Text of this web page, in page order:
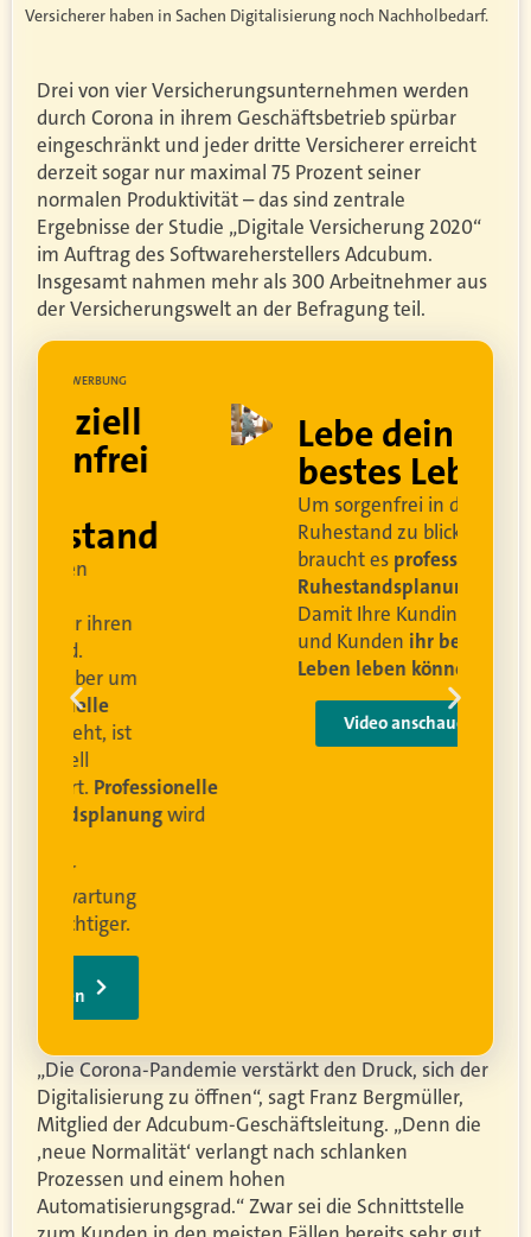
Versicherer haben in Sachen Digitalisierung noch Nachholbedarf.
Drei von vier Versicherungsunternehmen werden
durch Corona in ihrem Geschäftsbetrieb spürbar
eingeschränkt und jeder dritte Versicherer erreicht
derzeit sogar nur maximal 75 Prozent seiner
normalen Produktivität – das sind zentrale
Ergebnisse der Studie „Digitale Versicherung 2020“
im Auftrag des Softwareherstellers Adcubum.
Insgesamt nahmen mehr als 300 Arbeitnehmer aus
der Versicherungswelt an der Befragung teil.
wird
Lebe dein
bestes Leben
Um sorgenfrei in den
Ruhestand zu blicken,
professionelle
Ruhestandsplanung.
Damit Ihre Kundinnen
ihr bestes
Leben leben können.
Video anschauen
„Die Corona-Pandemie verstärkt den Druck, sich der
Digitalisierung zu öffnen“, sagt Franz Bergmüller,
Mitglied der Adcubum-Geschäftsleitung. „Denn die
‚neue Normalität‘ verlangt nach schlanken
Prozessen und einem hohen
Automatisierungsgrad.“ Zwar sei die Schnittstelle